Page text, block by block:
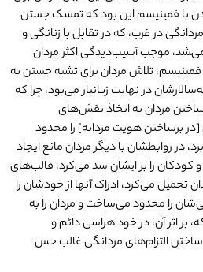
با فمینیسم این بود که تمسک جستن
در غرب، که در تقابل با زنانگی و
موجب آسیب‌دیدگی اکثر مردان
تلاش مردان برای تشبه جستن به
در نهایت زیانبار می‌بود، چرا که
ساختن مردان به اتخاذ نقش‌های
[در برساختن هویت مردانه] را محدود
در روابطشان با دیگر مردان مانع ایجاد
کودکان را بر ایشان سد می‌کرد، قالب‌های
تحمیل می‌کرد، ادراک آنها از خودشان را
را محدود می‌ساخت و مردان را به
اثر آن، در خود هراسی دائم و
ساختن التزام‌های مردانگی غالب حس